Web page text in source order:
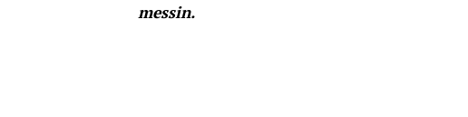
messin.